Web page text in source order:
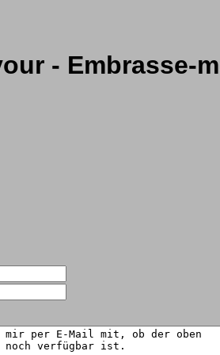
- Embrasse-